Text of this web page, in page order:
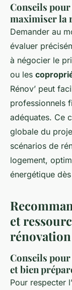
Conseils
maximiser la
Demander au
évaluer
à négocier le
ou les
Rénov’ peut
professionnels
adéquates. Ce
globale du
scénarios de
logement,
énergétique
et
Conseils
et bien
Pour respecter l’